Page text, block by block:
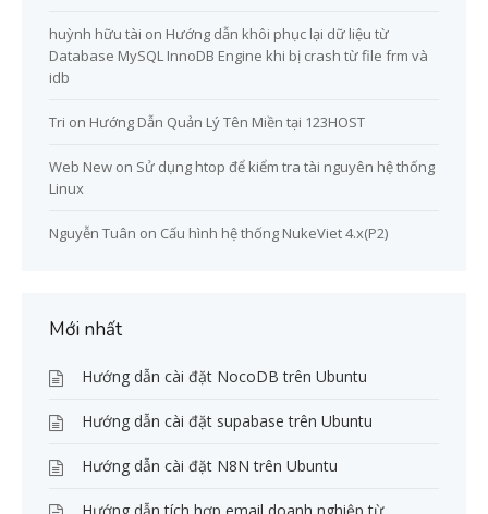
huỳnh hữu tài on Hướng dẫn khôi phục lại dữ liệu từ
Database MySQL InnoDB Engine khi bị crash từ file frm và
idb
Tri on Hướng Dẫn Quản Lý Tên Miền tại 123HOST
Web New on Sử dụng htop để kiểm tra tài nguyên hệ thống
Linux
Nguyễn Tuân on Cấu hình hệ thống NukeViet 4.x(P2)
Mới nhất
Hướng dẫn cài đặt NocoDB trên Ubuntu
Hướng dẫn cài đặt supabase trên Ubuntu
Hướng dẫn cài đặt N8N trên Ubuntu
Hướng dẫn tích hợp email doanh nghiệp từ